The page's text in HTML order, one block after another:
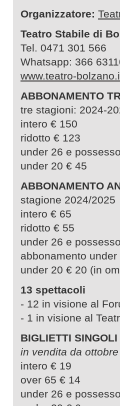
Organizzatore:
Teatro Stabile di
Tel. 0471 301 566
Whatsapp: 366
www.teatro-
ABBONAMENTO
tre stagioni:
intero € 150
ridotto € 123
under 26 e
under 20 € 45
ABBONAMENTO
stagione 2024/2025
intero € 65
ridotto € 55
under 26 e
abbonamento under
under 20 € 20 (in
13 spettacoli
- 12 in visione al
- 1 in visione al
BIGLIETTI SINGOLI
in vendita da
intero € 19
over 65 € 14
under 26 e